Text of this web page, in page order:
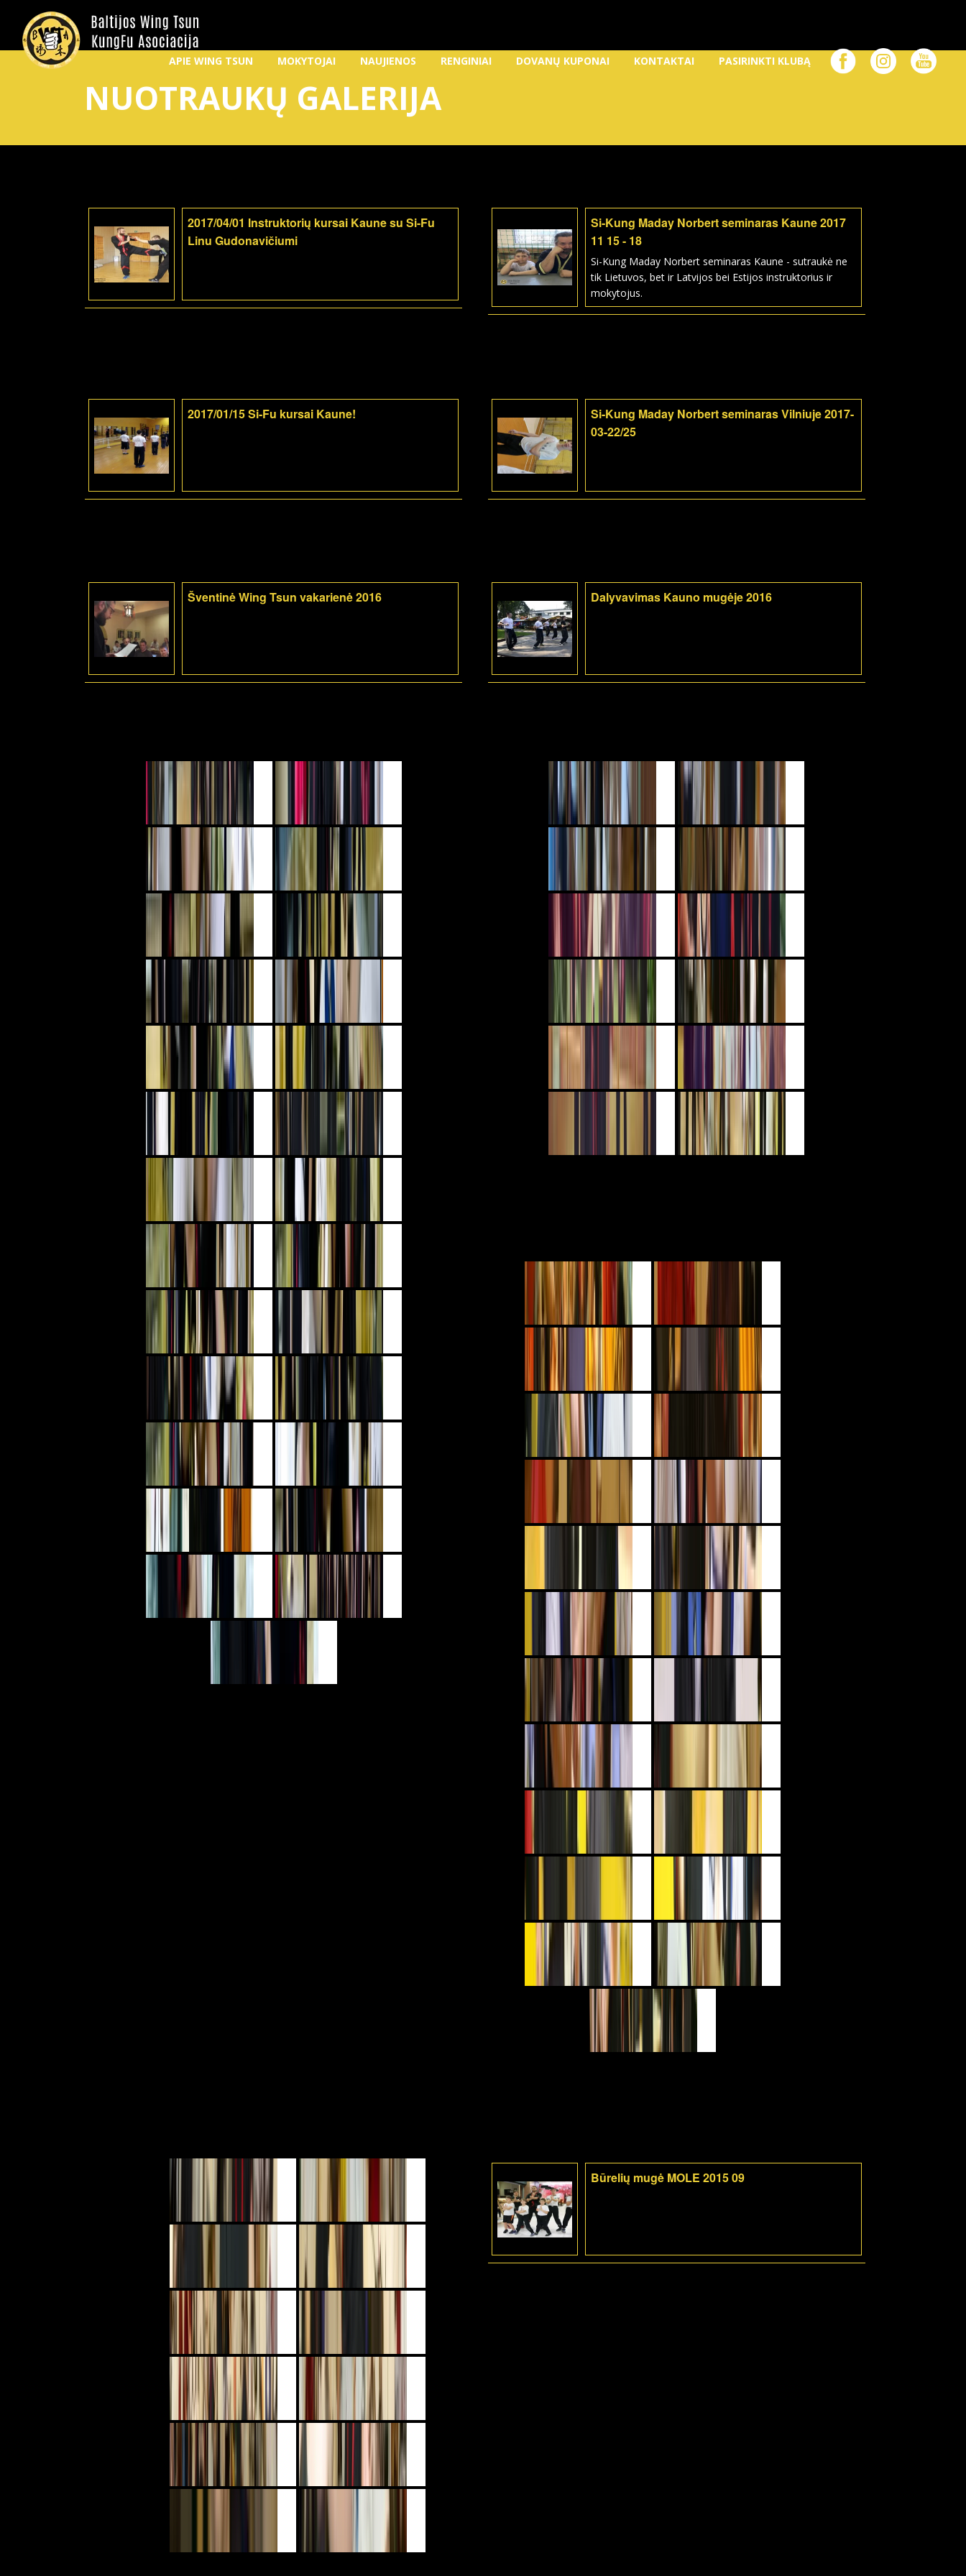
APIE WING TSUN MOKYTOJAI NAUJIENOS RENGINIAI DOVANŲ KUPONAI KONTAKTAI PASIRINKTI KLUBĄ
NUOTRAUKŲ GALERIJA
2017/04/01 Instruktorių kursai Kaune su Si-Fu
Linu Gudonavičiumi
Si-Kung Maday Norbert seminaras Kaune 2017
11 15 - 18
Si-Kung Maday Norbert seminaras Kaune - sutraukė ne
tik Lietuvos, bet ir Latvijos bei Estijos instruktorius ir
mokytojus.
2017/01/15 Si-Fu kursai Kaune!
Si-Kung Maday Norbert seminaras Vilniuje 2017-
03-22/25
Šventinė Wing Tsun vakarienė 2016 Dalyvavimas Kauno mugėje 2016
Būrelių mugė MOLE 2015 09